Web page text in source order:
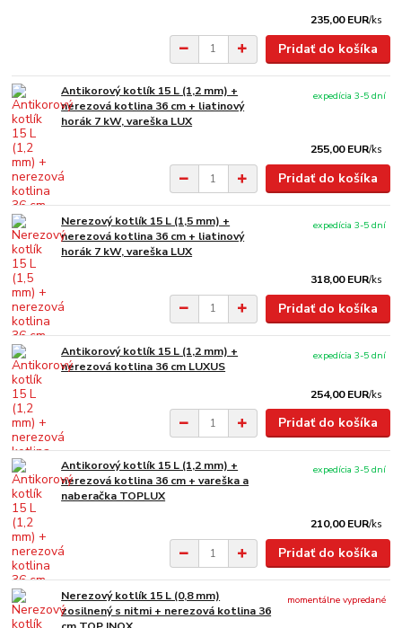
235,00 EUR/ks
Pridať do košíka
Antikorový kotlík 15 L (1,2 mm) +
nerezová kotlina 36 cm + liatinový
horák 7 kW, vareška LUX
255,00 EUR/ks
expedícia 3-5 dní
Pridať do košíka
Nerezový kotlík 15 L (1,5 mm) +
nerezová kotlina 36 cm + liatinový
horák 7 kW, vareška LUX
318,00 EUR/ks
expedícia 3-5 dní
Pridať do košíka
Antikorový kotlík 15 L (1,2 mm) +
nerezová kotlina 36 cm LUXUS
254,00 EUR/ks
expedícia 3-5 dní
Pridať do košíka
Antikorový kotlík 15 L (1,2 mm) +
nerezová kotlina 36 cm + vareška a
naberačka TOPLUX
210,00 EUR/ks
expedícia 3-5 dní
Pridať do košíka
Nerezový kotlík 15 L (0,8 mm)
zosilnený s nitmi + nerezová kotlina 36
momentálne vypredané